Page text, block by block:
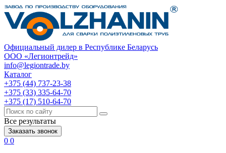
Официальный дилер в Республике Беларусь
ООО «Легионтрейд»
info@legiontrade.by
Каталог
+375 (44) 737-23-38
+375 (33) 335-64-70
+375 (17) 510-64-70
Все результаты
Заказать звонок
0 0